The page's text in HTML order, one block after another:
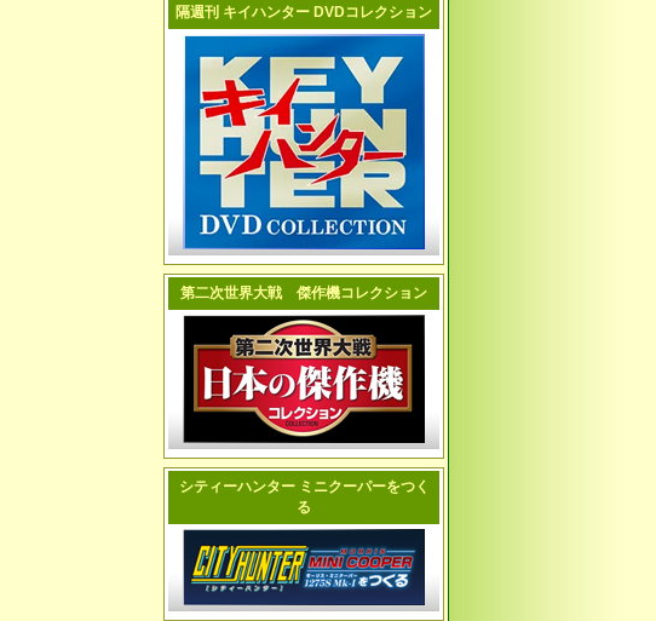
隔週刊 キイハンター DVDコレクション
第二次世界大戦 傑作機コレクション
シティーハンター ミニクーパーをつく
る